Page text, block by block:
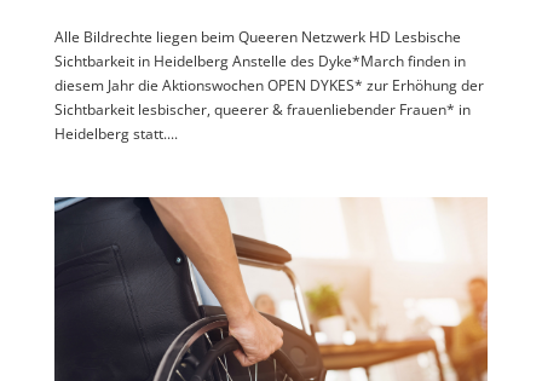
Alle Bildrechte liegen beim Queeren Netzwerk HD Lesbische
Sichtbarkeit in Heidelberg Anstelle des Dyke*March finden in
diesem Jahr die Aktionswochen OPEN DYKES* zur Erhöhung der
Sichtbarkeit lesbischer, queerer & frauenliebender Frauen* in
Heidelberg statt....